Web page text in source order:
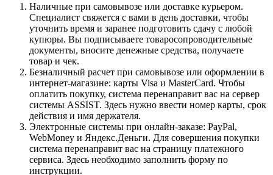
Наличные при самовывозе или доставке курьером.
Специалист свяжется с вами в день доставки, чтобы
уточнить время и заранее подготовить сдачу с любой
купюры. Вы подписываете товаросопроводительные
документы, вносите денежные средства, получаете
товар и чек.
Безналичный расчет при самовывозе или оформлении в
интернет-магазине: карты Visa и MasterCard. Чтобы
оплатить покупку, система перенаправит вас на сервер
системы ASSIST. Здесь нужно ввести номер карты, срок
действия и имя держателя.
Электронные системы при онлайн-заказе: PayPal,
WebMoney и Яндекс.Деньги. Для совершения покупки
система перенаправит вас на страницу платежного
сервиса. Здесь необходимо заполнить форму по
инструкции.